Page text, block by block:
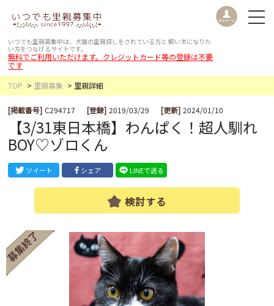
いつでも里親募集中は、犬猫の里親探しをされている方と 飼い主になりた
い方をつなげるサイトです。
無料でご利用いただけます。クレジットカード等の登録は不要
です
TOP
里親募集 里親詳細
[掲載番号] C294717 [登録] 2019/03/29 [更新] 2024/01/10
【3/31東日本橋】わんぱく！超人馴れ
BOY♡ゾロくん
ツイート シェア LINEで送る
検討する